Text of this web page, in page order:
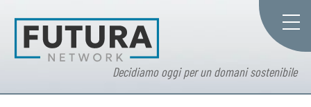
Decidiamo oggi per un domani sostenibile